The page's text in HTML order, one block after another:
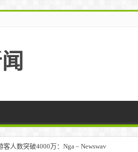
人数突破4000万：Nga – Newswav